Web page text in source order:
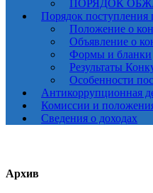
ПОРЯДОК
Порядок поступления
Положение о
Объявление о
Формы и бланки
Результаты
Особенности
Антикоррупционная
Комиссии и
Сведения о доходах
Архив